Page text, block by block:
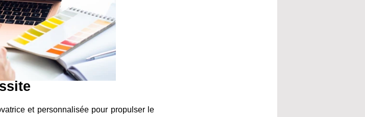
et personnalisée pour propulser le